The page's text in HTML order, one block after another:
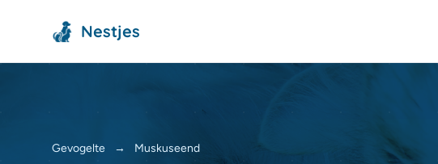
Nestjes
Gevogelte → Muskuseend